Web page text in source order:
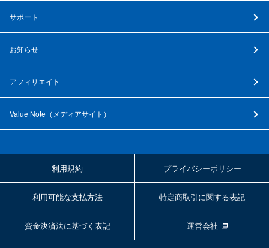
サポート
お知らせ
アフィリエイト
Value Note（ メディアサイト ）
利用規約 プライバシーポリシー
利用可能な支払方法 特定商取引に関する表記
資金決済法に基づく表記 運営会社